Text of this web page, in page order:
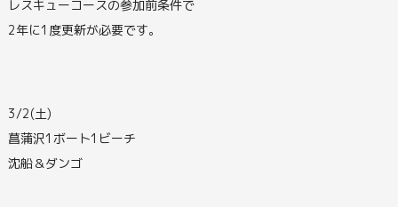
レスキューコースの参加前条件で
2年に1度更新が必要です。
3/2(土)
菖蒲沢1ボート1ビーチ
沈船＆ダンゴ